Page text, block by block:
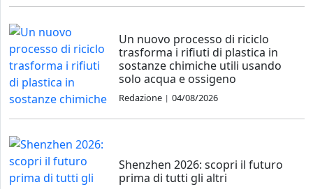
Un nuovo processo di riciclo
trasforma i rifiuti di plastica in
sostanze chimiche utili usando
solo acqua e ossigeno
Redazione | 04/08/2026
Shenzhen 2026: scopri il futuro
prima di tutti gli altri